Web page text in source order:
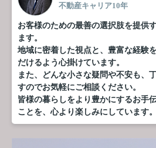
不動産キャリア10年
お客様のための最善の選択肢を提供
ます。
地域に密着した視点と、豊富な経験
だけるよう心掛けています。
また、どんな小さな疑問や不安も、
すのでお気軽にご相談ください。
皆様の暮らしをより豊かにするお手
ことを、心より楽しみにしています。